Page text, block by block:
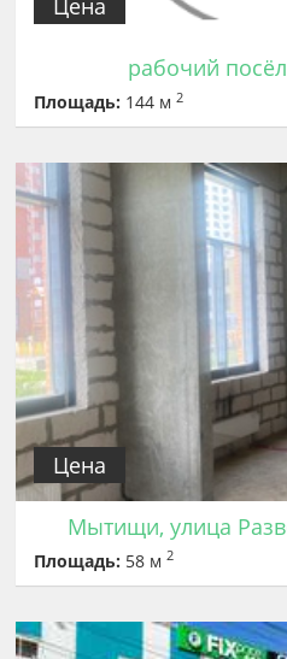
Цена
рабочий
Площадь: 144 м2
Цена
Мытищи, улица
Площадь: 58 м2